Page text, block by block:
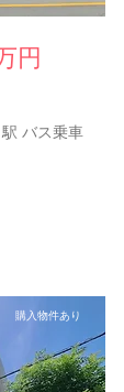
円
バス乗車
購入物件あり